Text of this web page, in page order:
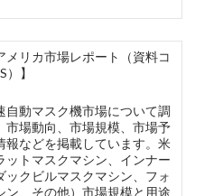
メリカ市場レポート（資料コ
】
自動マスク機市場について調
市場動向、市場規模、市場予
報などを掲載しています。米
ットマスクマシン、インナー
ックビルマスクマシン、フォ
ン、その他）市場規模と用途